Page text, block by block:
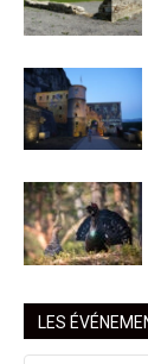
LES